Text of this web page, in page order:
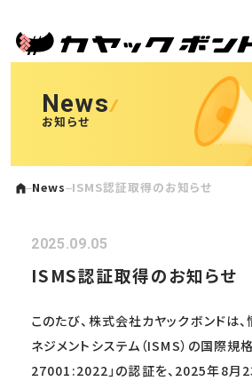
News
お知らせ
News ISMS認証取得のお知らせ
2025.09.05
ISMS認証取得のお知らせ
このたび、株式会社カヤックボンドは
ネジメントシステム（ISMS）の国際規
27001:2022」の認証を、2025年8月